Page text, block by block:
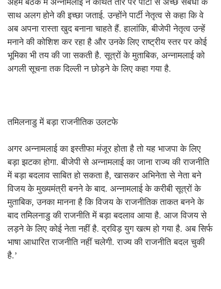
साथ अलग होने की इच्छा जताई. उन्होंने पार्टी नेतृत्व से कहा कि वे
अब अपना रास्ता खुद बनाना चाहते हैं. हालांकि, बीजेपी नेतृत्व उन्हें
मनाने की कोशिश कर रहा है और उनके लिए राष्ट्रीय स्तर पर कोई
भूमिका भी तय की जा सकती है. सूत्रों के मुताबिक, अन्नामलाई को
अगली सूचना तक दिल्ली न छोड़ने के लिए कहा गया है.
तमिलनाडु में बड़ा राजनीतिक उलटफे
अगर अन्नामलाई का इस्तीफा मंजूर होता है तो यह भाजपा के लिए
बड़ा झटका होगा. बीजेपी से अन्नामलाई का जाना राज्य की राजनीति
में बड़ा बदलाव साबित हो सकता है, खासकर अभिनेता से नेता बने
विजय के मुख्यमंत्री बनने के बाद. अन्नामलाई के करीबी सूत्रों के
मुताबिक, उनका मानना है कि विजय के राजनीतिक ताकत बनने के
बाद तमिलनाडु की राजनीति में बड़ा बदलाव आया है. आज विजय से
लड़ने के लिए कोई नेता नहीं है. द्रविड़ युग खत्म हो गया है. अब सिर्फ
भाषा आधारित राजनीति नहीं चलेगी. राज्य की राजनीति बदल चुकी
है.’